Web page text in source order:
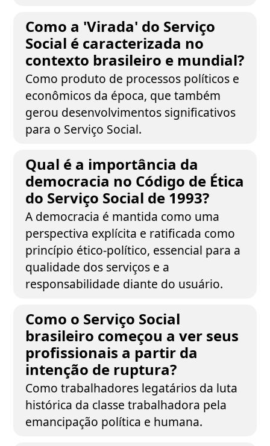
Como a 'Virada' do Serviço
Social é caracterizada no
contexto brasileiro e mundial?
Como produto de processos políticos e
econômicos da época, que também
gerou desenvolvimentos significativos
para o Serviço Social.
Qual é a importância da
democracia no Código de Ética
do Serviço Social de 1993?
A democracia é mantida como uma
perspectiva explícita e ratificada como
princípio ético-político, essencial para a
qualidade dos serviços e a
responsabilidade diante do usuário.
Como o Serviço Social
brasileiro começou a ver seus
profissionais a partir da
intenção de ruptura?
Como trabalhadores legatários da luta
histórica da classe trabalhadora pela
emancipação política e humana.